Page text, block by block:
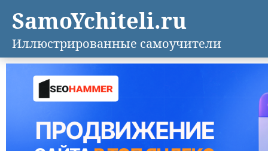
SamoYchiteli.ru
Иллюстрированные самоучители